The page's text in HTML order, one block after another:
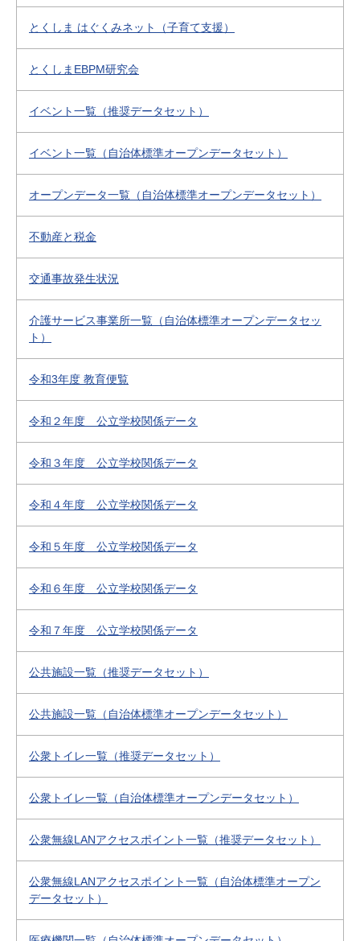
とくしま はぐくみネット（子育て支援）
とくしまEBPM研究会
イベント一覧（推奨データセット）
イベント一覧（自治体標準オープンデータセット）
オープンデータ一覧（自治体標準オープンデータセット）
不動産と税金
交通事故発生状況
介護サービス事業所一覧（自治体標準オープンデータセッ
ト）
令和3年度 教育便覧
令和２年度 公立学校関係データ
令和３年度 公立学校関係データ
令和４年度 公立学校関係データ
令和５年度 公立学校関係データ
令和６年度 公立学校関係データ
令和７年度 公立学校関係データ
公共施設一覧（推奨データセット）
公共施設一覧（自治体標準オープンデータセット）
公衆トイレ一覧（推奨データセット）
公衆トイレ一覧（自治体標準オープンデータセット）
公衆無線LANアクセスポイント一覧（推奨データセット）
公衆無線LANアクセスポイント一覧（自治体標準オープン
データセット）